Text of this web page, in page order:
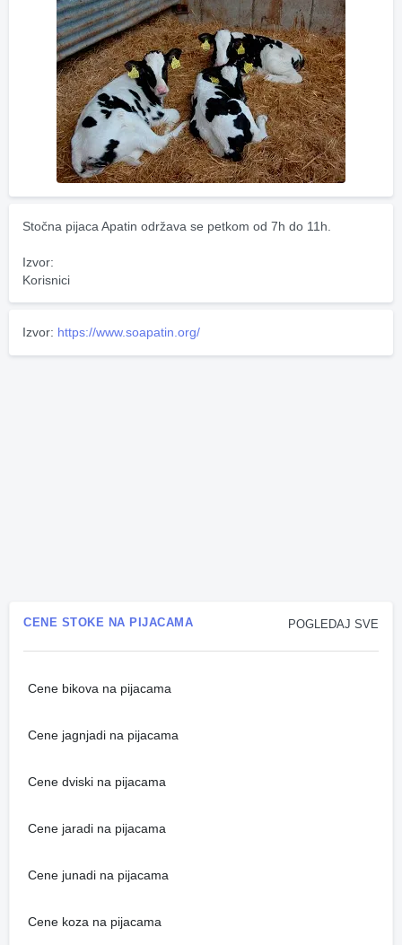
Stočna pijaca Apatin održava se petkom od 7h do 11h.
Izvor:
Korisnici
Izvor: https://www.soapatin.org/
POGLEDAJ SVE
CENE STOKE NA PIJACAMA
Cene bikova na pijacama
Cene jagnjadi na pijacama
Cene dviski na pijacama
Cene jaradi na pijacama
Cene junadi na pijacama
Cene koza na pijacama